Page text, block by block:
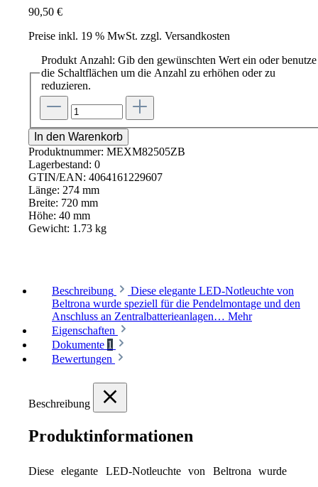
90,50 €
Preise inkl. 19 % MwSt. zzgl. Versandkosten
Produkt Anzahl: Gib den gewünschten Wert ein oder benutze
die Schaltflächen um die Anzahl zu erhöhen oder zu
reduzieren.
In den Warenkorb
Produktnummer: MEXM82505ZB
Lagerbestand: 0
GTIN/EAN: 4064161229607
Länge: 274 mm
Breite: 720 mm
Höhe: 40 mm
Gewicht: 1.73 kg
Beschreibung
Diese elegante LED-Notleuchte von
Beltrona wurde speziell für die Pendelmontage und den
Anschluss an Zentralbatterieanlagen… Mehr
Eigenschaften
Dokumente 1
Bewertungen
Beschreibung
Produktinformationen
Diese elegante LED-Notleuchte von Beltrona wurde